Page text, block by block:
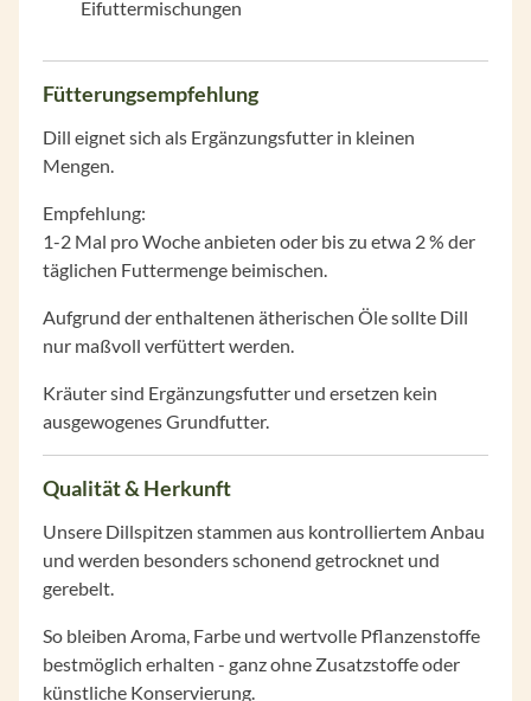
Eifuttermischungen
Fütterungsempfehlung
Dill eignet sich als Ergänzungsfutter in kleinen
Mengen.
Empfehlung:
1-2 Mal pro Woche anbieten oder bis zu etwa 2 % der
täglichen Futtermenge beimischen.
Aufgrund der enthaltenen ätherischen Öle sollte Dill
nur maßvoll verfüttert werden.
Kräuter sind Ergänzungsfutter und ersetzen kein
ausgewogenes Grundfutter.
Qualität & Herkunft
Unsere Dillspitzen stammen aus kontrolliertem Anbau
und werden besonders schonend getrocknet und
gerebelt.
So bleiben Aroma, Farbe und wertvolle Pflanzenstoffe
bestmöglich erhalten - ganz ohne Zusatzstoffe oder
künstliche Konservierung.